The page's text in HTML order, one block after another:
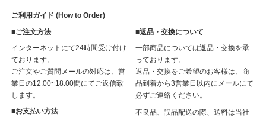
ご利用ガイド (How to Order)
■ご注文方法
インターネットにて24時間受け付け
ております。
ご注文やご質問メールの対応は、営
業日の12:00~18:00間にてご返信致
します。
■お支払い方法
■返品・交換について
一部商品については返品・交換を承
っております。
返品・交換をご希望のお客様は、商
品到着から3営業日以内にメールにて
必ずご連絡ください。
不良品、誤品配送の際、送料は当社